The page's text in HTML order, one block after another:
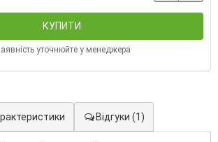
КУПИТИ
уточнюйте у менеджера
Відгуки (1)